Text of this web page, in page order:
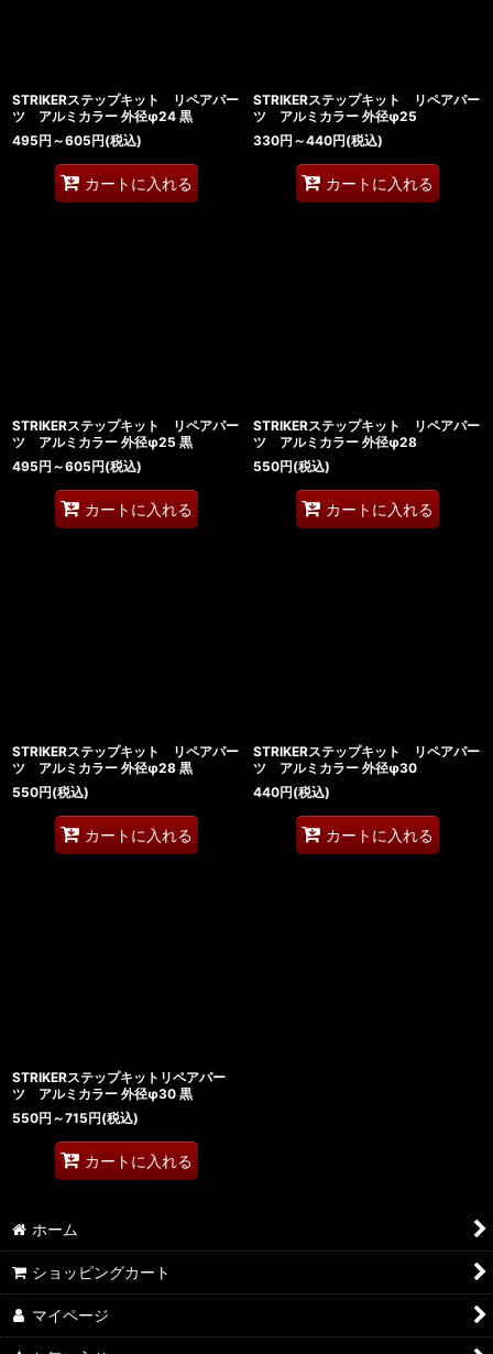
STRIKERステップキット リペアパー
ツ アルミカラー 外径φ24 黒
495円 ～605円(税込)
カートに入れる
STRIKERステップキット リペアパー
ツ アルミカラー 外径φ25
330円 ～440円(税込)
カートに入れる
STRIKERステップキット リペアパー
ツ アルミカラー 外径φ25 黒
495円 ～605円(税込)
カートに入れる
STRIKERステップキット リペアパー
ツ アルミカラー 外径φ28
550円(税込)
カートに入れる
STRIKERステップキット リペアパー
ツ アルミカラー 外径φ28 黒
550円(税込)
カートに入れる
STRIKERステップキット リペアパー
ツ アルミカラー 外径φ30
440円(税込)
カートに入れる
STRIKERステップキットリペアパー
ツ アルミカラー 外径φ30 黒
550円 ～715円(税込)
カートに入れる
ホーム
ショッピングカート
マイページ